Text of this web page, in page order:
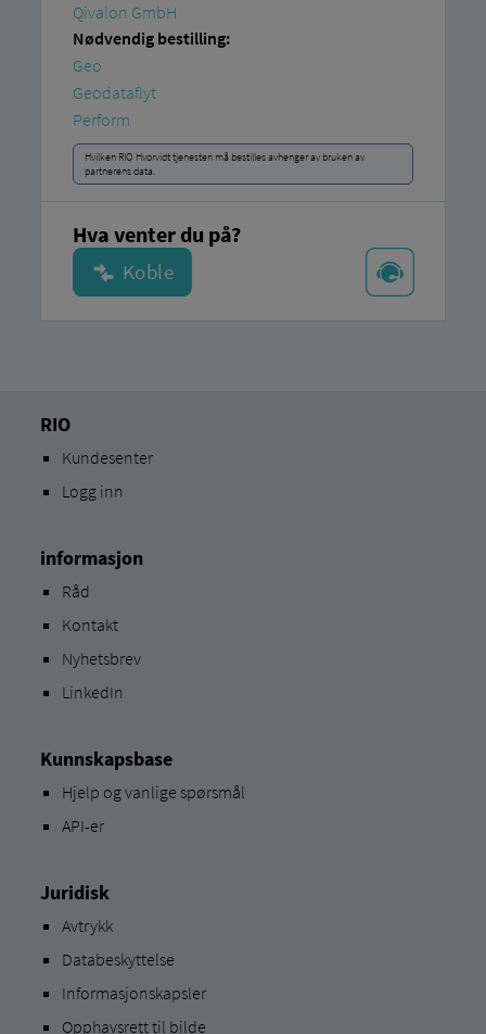
Qivalon GmbH
Nødvendig bestilling:
Geo
Geodataflyt
Perform
Hvilken RIO Hvorvidt tjenesten må bestilles avhenger av bruken av
partnerens data.
Hva venter du på?
RIO
Kundesenter
Logg inn
informasjon
Råd
Kontakt
Nyhetsbrev
LinkedIn
Kunnskapsbase
Hjelp og vanlige spørsmål
API-er
Juridisk
Avtrykk
Databeskyttelse
Informasjonskapsler
Opphavsrett til bilde